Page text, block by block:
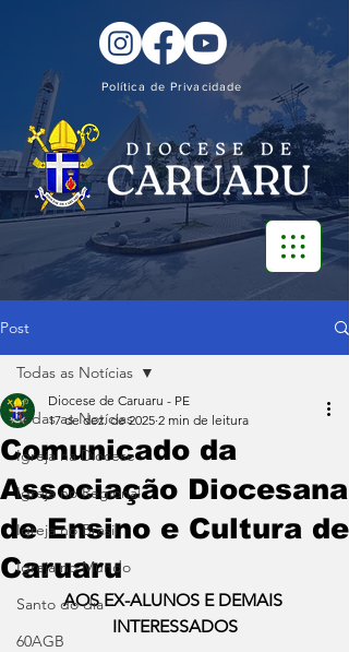
Política de Privacidade
Post
Todas as Notícias
Igreja na Diocese
Igreja no Regional
Igreja no Brasil
Igreja no Mundo
Santo do dia
60AGB
Todas as Notícias
Comunicado da
Associação Diocesana
de Ensino e Cultura de
Caruaru
Diocese de Caruaru - PE
17 de dez. de 2025 2 min de leitura
AOS EX-ALUNOS E DEMAIS
INTERESSADOS